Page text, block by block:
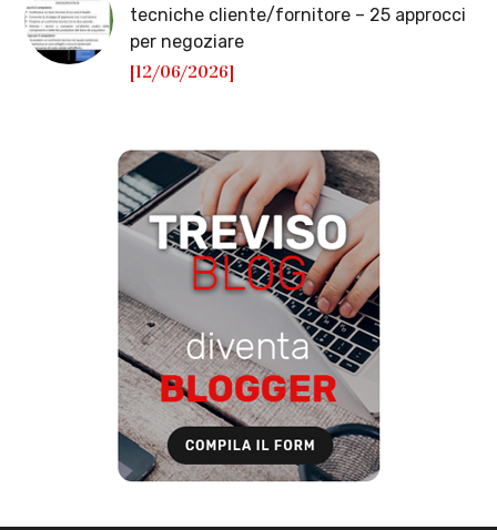
tecniche cliente/fornitore – 25 approcci
per negoziare
[12/06/2026]